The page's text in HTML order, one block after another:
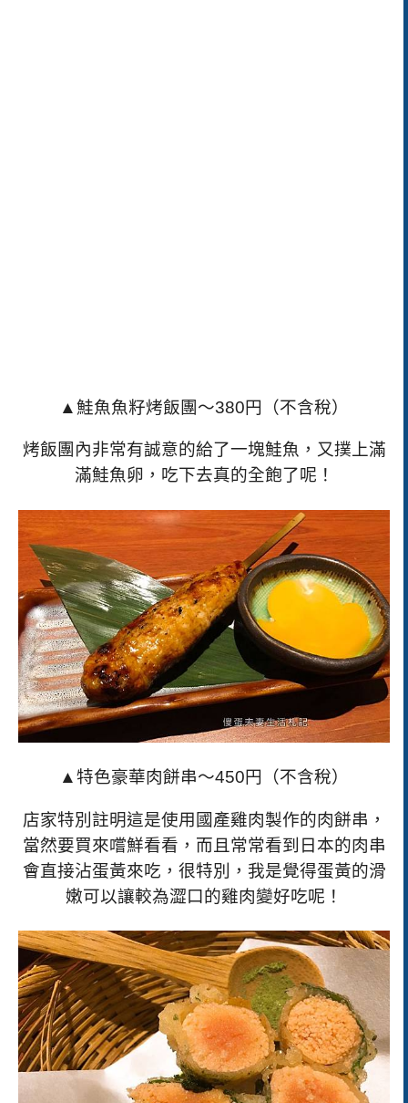
▲鮭魚魚籽烤飯團～380円（不含稅）
烤飯團內非常有誠意的給了一塊鮭魚，又撲上滿
滿鮭魚卵，吃下去真的全飽了呢！
▲特色豪華肉餅串～450円（不含稅）
店家特別註明這是使用國產雞肉製作的肉餅串，
當然要買來嚐鮮看看，而且常常看到日本的肉串
會直接沾蛋黃來吃，很特別，我是覺得蛋黃的滑
嫩可以讓較為澀口的雞肉變好吃呢！